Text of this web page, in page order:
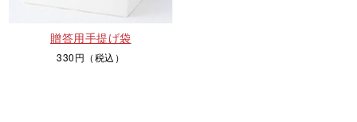
贈答用手提げ袋
330円（税込）